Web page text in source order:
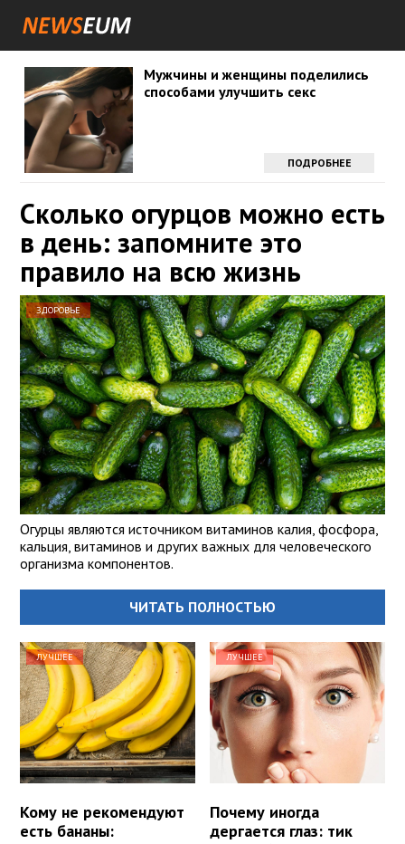
Мужчины и женщины поделились
способами улучшить секс
ПОДРОБНЕЕ
Сколько огурцов можно есть
в день: запомните это
правило на всю жизнь
ЗДОРОВЬЕ
Огурцы являются источником витаминов калия, фосфора,
кальция, витаминов и других важных для человеческого
организма компонентов.
ЧИТАТЬ ПОЛНОСТЬЮ
ЛУЧШЕЕ
Кому не рекомендуют
есть бананы:
ЛУЧШЕЕ
Почему иногда
дергается глаз: тик